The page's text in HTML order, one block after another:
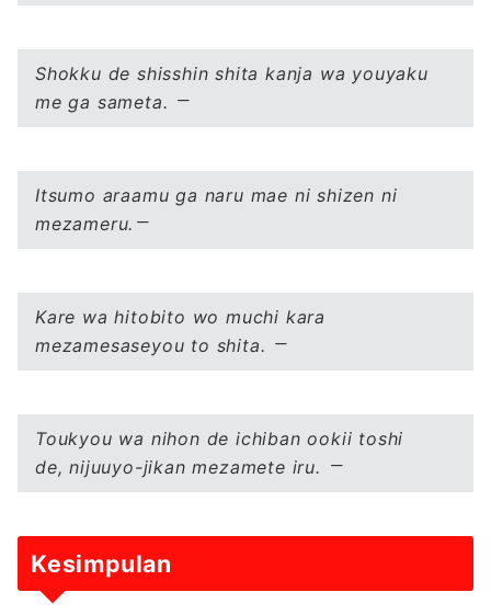
Shokku de shisshin shita kanja wa youyaku
me ga sameta.
Itsumo araamu ga naru mae ni shizen ni
mezameru.
Kare wa hitobito wo muchi kara
mezamesaseyou to shita.
Toukyou wa nihon de ichiban ookii toshi
de, nijuuyo-jikan mezamete iru.
Kesimpulan